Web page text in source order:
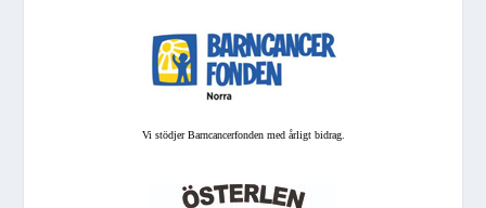
Vi stödjer Barncancerfonden med årligt bidrag.